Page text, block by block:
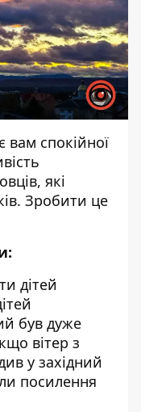
вам спокійної
які
Зробити це
дітей
був дуже
вітер з
у західний
посилення